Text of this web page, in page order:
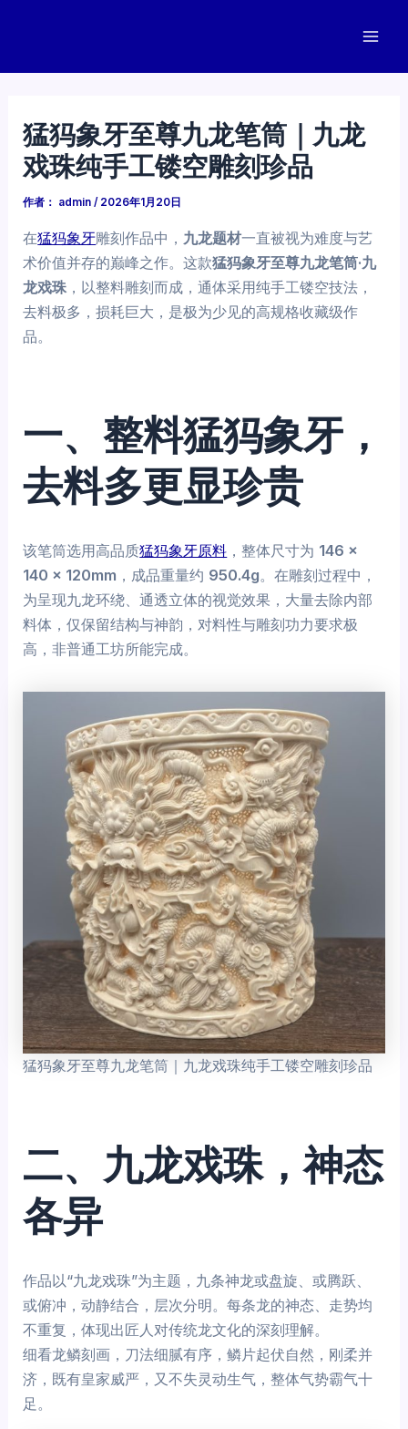
猛犸象牙至尊九龙笔筒｜九龙
戏珠纯手工镂空雕刻珍品
作者： admin/ 2026年1月20日
在猛犸象牙雕刻作品中， 九龙题材一直被视为难度与艺
术价值并存的巅峰之作。这款猛犸象牙至尊九龙笔筒·九
龙戏珠 ，以整料雕刻而成，通体采用纯手工镂空技法，
去料极多，损耗巨大，是极为少见的高规格收藏级作
品。
一、整料猛犸象牙，
去料多更显珍贵
该笔筒选用高品质猛犸象牙原料 ，整体尺寸为 146 ×
140 × 120mm ，成品重量约 950.4g。在雕刻过程中，
为呈现九龙环绕、通透立体的视觉效果，大量去除内部
料体，仅保留结构与神韵，对料性与雕刻功力要求极
高，非普通工坊所能完成。
猛犸象牙至尊九龙笔筒｜九龙戏珠纯手工镂空雕刻珍品
二、九龙戏珠，神态
各异
作品以“九龙戏珠”为主题，九条神龙或盘旋、或腾跃、
或俯冲，动静结合，层次分明。每条龙的神态、走势均
不重复，体现出匠人对传统龙文化的深刻理解。
细看龙鳞刻画，刀法细腻有序，鳞片起伏自然，刚柔并
济，既有皇家威严，又不失灵动生气，整体气势霸气十
足。